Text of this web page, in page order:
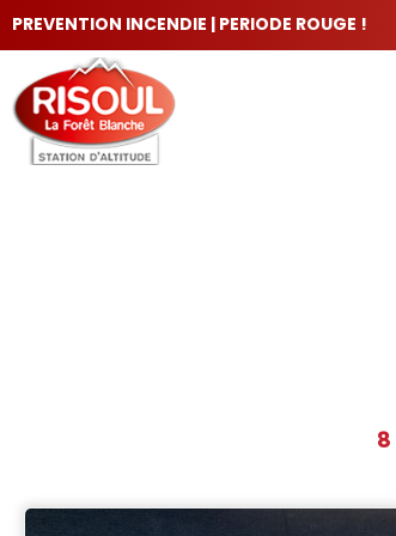
PREVENTION INCENDIE | PERIODE ROUGE !
8